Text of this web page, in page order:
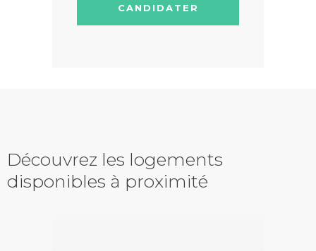
CANDIDATER
Découvrez les logements
disponibles à proximité